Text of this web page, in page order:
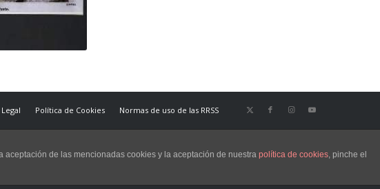
Política de Cookies Normas de uso de las RRSS
de las mencionadas cookies y la aceptación de nuestra política de cookies, pinche el